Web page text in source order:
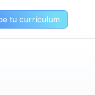
tu currículum